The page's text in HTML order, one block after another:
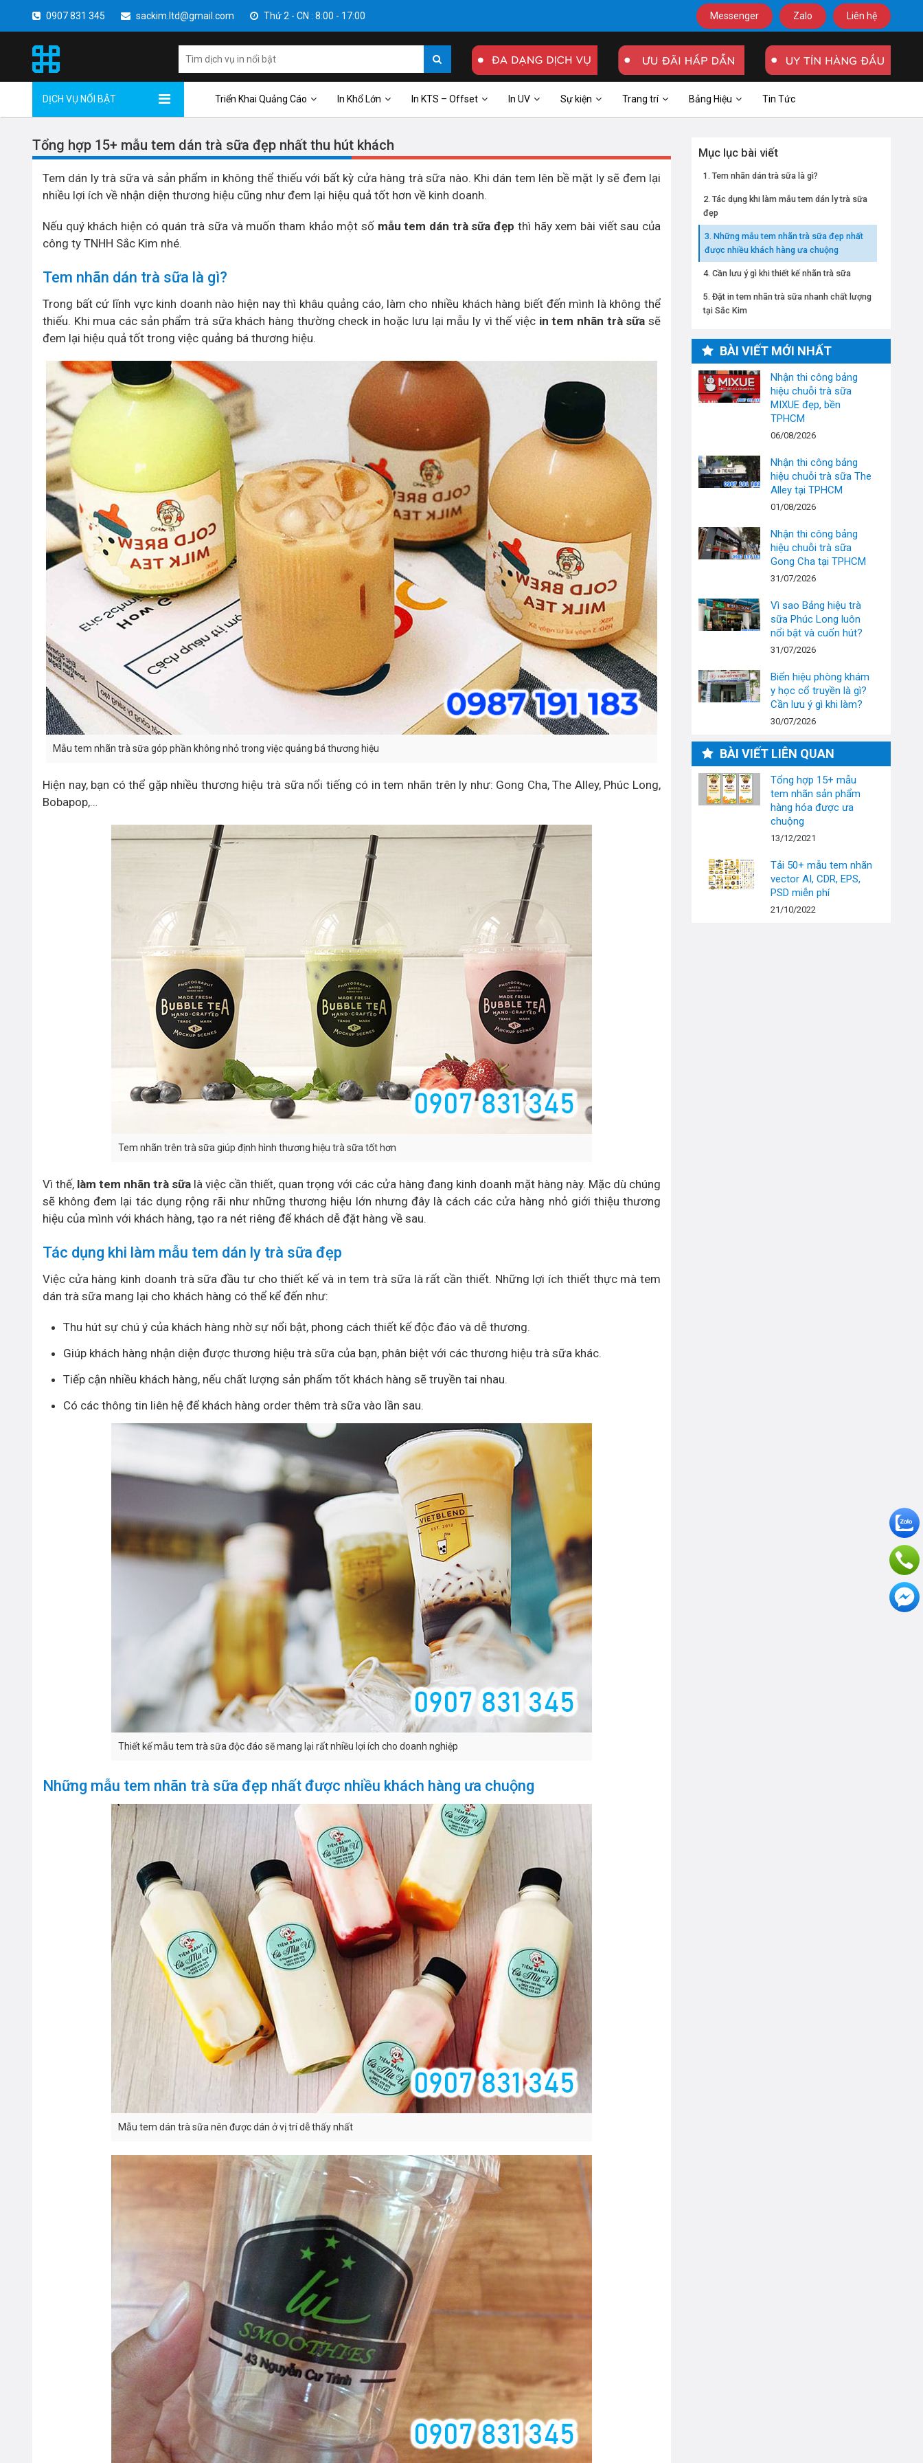
0907 831 345 sackim.ltd@gmail.com Thứ 2 - CN : 8:00 - 17:00 Messenger Zalo Liên hệ
DỊCH VỤ NỔI BẬT Triển Khai Quảng Cáo In Khổ Lớn In KTS – Offset In UV Sự kiện Trang trí Bảng Hiệu Tin Tức
Tổng hợp 15+ mẫu tem dán trà sữa đẹp nhất thu hút khách
Tem dán ly trà sữa và sản phẩm in không thể thiếu với bất kỳ cửa hàng trà sữa nào. Khi dán tem lên bề mặt ly sẽ đem lại
nhiều lợi ích về nhận diện thương hiệu cũng như đem lại hiệu quả tốt hơn về kinh doanh.
Nếu quý khách hiện có quán trà sữa và muốn tham khảo một số mẫu tem dán trà sữa đẹp thì hãy xem bài viết sau của
công ty TNHH Sắc Kim nhé.
Tem nhãn dán trà sữa là gì?
Trong bất cứ lĩnh vực kinh doanh nào hiện nay thì khâu quảng cáo, làm cho nhiều khách hàng biết đến mình là không thể
thiếu. Khi mua các sản phẩm trà sữa khách hàng thường check in hoặc lưu lại mẫu ly vì thế việc in tem nhãn trà sữa sẽ
đem lại hiệu quả tốt trong việc quảng bá thương hiệu.
Mẫu tem nhãn trà sữa góp phần không nhỏ trong việc quảng bá thương hiệu
Hiện nay, bạn có thể gặp nhiều thương hiệu trà sữa nổi tiếng có in tem nhãn trên ly như: Gong Cha, The Alley, Phúc Long,
Bobapop,…
Tem nhãn trên trà sữa giúp định hình thương hiệu trà sữa tốt hơn
Vì thế, làm tem nhãn trà sữa là việc cần thiết, quan trọng với các cửa hàng đang kinh doanh mặt hàng này. Mặc dù chúng
sẽ không đem lại tác dụng rộng rãi như những thương hiệu lớn nhưng đây là cách các cửa hàng nhỏ giới thiệu thương
hiệu của mình với khách hàng, tạo ra nét riêng để khách dễ đặt hàng về sau.
Tác dụng khi làm mẫu tem dán ly trà sữa đẹp
Việc cửa hàng kinh doanh trà sữa đầu tư cho thiết kế và in tem trà sữa là rất cần thiết. Những lợi ích thiết thực mà tem
dán trà sữa mang lại cho khách hàng có thể kể đến như:
Thu hút sự chú ý của khách hàng nhờ sự nổi bật, phong cách thiết kế độc đáo và dễ thương.
Giúp khách hàng nhận diện được thương hiệu trà sữa của bạn, phân biệt với các thương hiệu trà sữa khác.
Tiếp cận nhiều khách hàng, nếu chất lượng sản phẩm tốt khách hàng sẽ truyền tai nhau.
Có các thông tin liên hệ để khách hàng order thêm trà sữa vào lần sau.
Thiết kế mẫu tem trà sữa độc đáo sẽ mang lại rất nhiều lợi ích cho doanh nghiệp
Những mẫu tem nhãn trà sữa đẹp nhất được nhiều khách hàng ưa chuộng
Mẫu tem dán trà sữa nên được dán ở vị trí dễ thấy nhất
Mục lục bài viết
Tem nhãn dán trà sữa là gì?
Tác dụng khi làm mẫu tem dán ly trà sữa
đẹp
Những mẫu tem nhãn trà sữa đẹp nhất
được nhiều khách hàng ưa chuộng
Cần lưu ý gì khi thiết kế nhãn trà sữa
Đặt in tem nhãn trà sữa nhanh chất lượng
tại Sắc Kim
BÀI VIẾT MỚI NHẤT
Nhận thi công bảng
hiệu chuỗi trà sữa
MIXUE đẹp, bền
TPHCM
06/08/2026
Nhận thi công bảng
hiệu chuỗi trà sữa The
Alley tại TPHCM
01/08/2026
Nhận thi công bảng
hiệu chuỗi trà sữa
Gong Cha tại TPHCM
31/07/2026
Vì sao Bảng hiệu trà
sữa Phúc Long luôn
nổi bật và cuốn hút?
31/07/2026
Biển hiệu phòng khám
y học cổ truyền là gì?
Cần lưu ý gì khi làm?
30/07/2026
BÀI VIẾT LIÊN QUAN
Tổng hợp 15+ mẫu
tem nhãn sản phẩm
hàng hóa được ưa
chuộng
13/12/2021
Tải 50+ mẫu tem nhãn
vector AI, CDR, EPS,
PSD miễn phí
21/10/2022